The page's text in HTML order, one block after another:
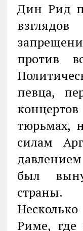
Дин Рид
против
певца,
тюрьмах,
силам
был
страны.
Риме, где